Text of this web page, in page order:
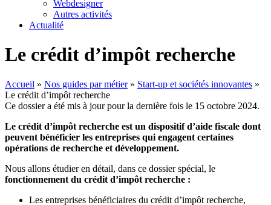
Webdesigner
Autres activités
Actualité
Le crédit d’impôt recherche
Accueil » Nos guides par métier» Start-up et sociétés innovantes »
Le crédit d’impôt recherche
Ce dossier a été mis à jour pour la dernière fois le 15 octobre 2024.
Le crédit d’impôt recherche est un dispositif d’aide fiscale dont
peuvent bénéficier les entreprises qui engagent certaines
opérations de recherche et développement.
Nous allons étudier en détail, dans ce dossier spécial, le
fonctionnement du crédit d’impôt recherche :
Les entreprises bénéficiaires du crédit d’impôt recherche,